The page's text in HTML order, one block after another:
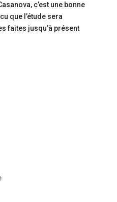
c’est une bonne
que l’étude sera
faites jusqu’à présent